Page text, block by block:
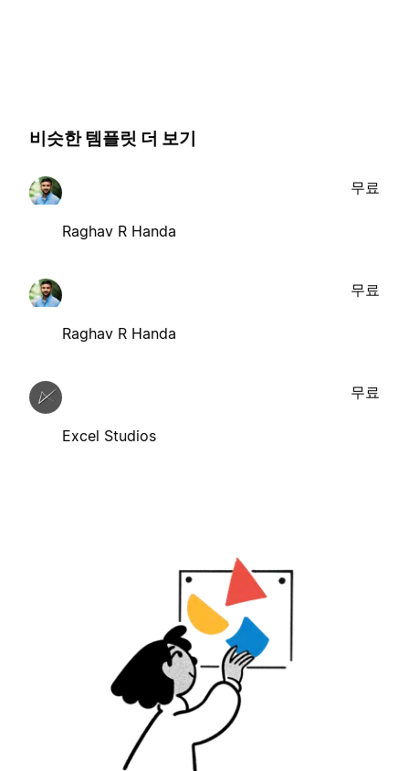
비슷한 템플릿 더 보기
Raghav R Handa
무료
Raghav R Handa
무료
Excel Studios
무료